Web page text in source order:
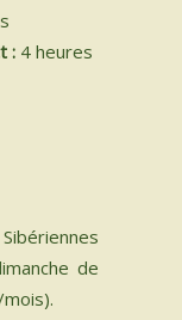
: 4 heures
de